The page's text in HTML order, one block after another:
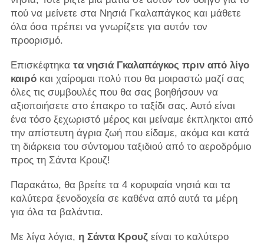
πού να μείνετε στα Νησιά Γκαλαπάγκος και μάθετε
όλα όσα πρέπει να γνωρίζετε για αυτόν τον
προορισμό.
Επισκέφτηκα τα νησιά Γκαλαπάγκος πριν από λίγο
καιρόκαι χαίρομαι πολύ που θα μοιραστώ μαζί σας
όλες τις συμβουλές που θα σας βοηθήσουν να
αξιοποιήσετε στο έπακρο το ταξίδι σας. Αυτό είναι
ένα τόσο ξεχωριστό μέρος και μείναμε έκπληκτοι από
την απίστευτη άγρια ​​ζωή που είδαμε, ακόμα και κατά
τη διάρκεια του σύντομου ταξιδιού από το αεροδρόμιο
προς τη Σάντα Κρουζ!
Παρακάτω, θα βρείτε τα 4 κορυφαία νησιά και τα
καλύτερα ξενοδοχεία σε καθένα από αυτά τα μέρη
για όλα τα βαλάντια.
Με λίγα λόγια, η Σάντα Κρουζείναι το καλύτερο